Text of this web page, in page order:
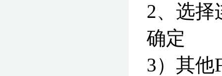
2、选择
确定
3）其他